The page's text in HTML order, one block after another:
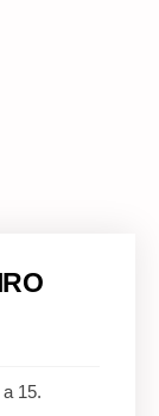
15.